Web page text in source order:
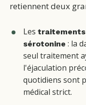
retiennent deux
Les
sérotonine : la
seul traitement
l'éjaculation
quotidiens sont
médical strict.